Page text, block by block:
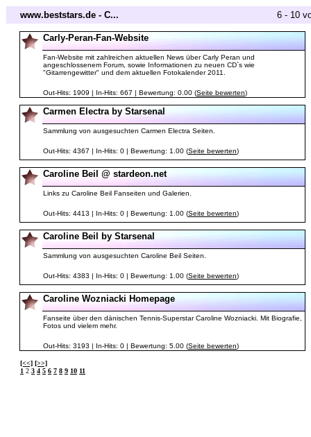
www.beststars.de - C... 6 - 10
Carly-Peran-Fan-Website
Fan-Website mit zahlreichen aktuellen News über Carly Peran und
angeschlossenem Forum, sowie Informationen zu neuen CD`s wie
"Gitarrengewitter" und dem aktuellen Fotokalender 2011.
Out-Hits: 1909 | In-Hits: 667 | Bewertung: 0.00 (Seite bewerten)
Carmen Electra by Starsenal
Sammlung von ausgesuchten Carmen Electra Seiten.
Out-Hits: 4367 | In-Hits: 0 | Bewertung: 1.00 (Seite bewerten)
Caroline Beil @ stardeon.net
Links zu Caroline Beil Fanseiten und Galerien.
Out-Hits: 4413 | In-Hits: 0 | Bewertung: 1.00 (Seite bewerten)
Caroline Beil by Starsenal
Sammlung von ausgesuchten Caroline Beil Seiten.
Out-Hits: 4383 | In-Hits: 0 | Bewertung: 1.00 (Seite bewerten)
Caroline Wozniacki Homepage
Fanseite über den dänischen Tennis-Superstar Caroline Wozniacki. Mit Biografie,
Fotos und vielem mehr.
Out-Hits: 3193 | In-Hits: 0 | Bewertung: 5.00 (Seite bewerten)
[<<] [>>]
1 2 3 4 5 6 7 8 9 10 11